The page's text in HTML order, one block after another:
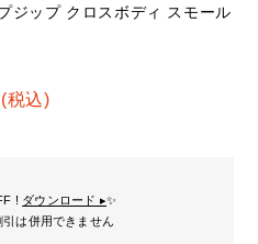
ジップ クロスボディ スモール
税込)
! ダウンロード ▸✨
は併用できません